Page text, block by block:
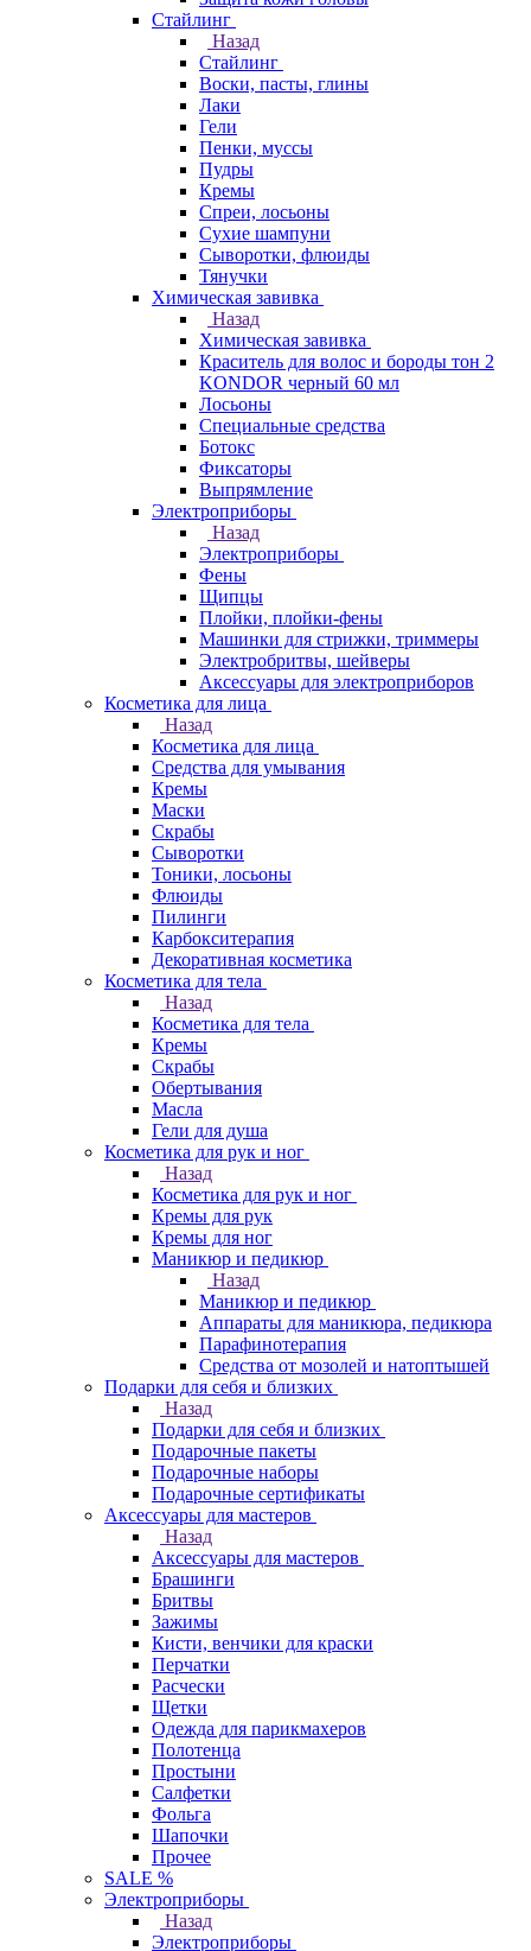
Стайлинг
Назад
Стайлинг
Воски, пасты, глины
Лаки
Гели
Пенки, муссы
Пудры
Кремы
Спреи, лосьоны
Сухие шампуни
Сыворотки, флюиды
Тянучки
Химическая завивка
Назад
Химическая завивка
Краситель для волос и бороды тон 2
KONDOR черный 60 мл
Лосьоны
Специальные средства
Ботокс
Фиксаторы
Выпрямление
Электроприборы
Назад
Электроприборы
Фены
Щипцы
Плойки, плойки-фены
Машинки для стрижки, триммеры
Электробритвы, шейверы
Аксессуары для электроприборов
Косметика для лица
Назад
Косметика для лица
Средства для умывания
Кремы
Маски
Скрабы
Сыворотки
Тоники, лосьоны
Флюиды
Пилинги
Карбокситерапия
Декоративная косметика
Косметика для тела
Назад
Косметика для тела
Кремы
Скрабы
Обертывания
Масла
Гели для душа
Косметика для рук и ног
Назад
Косметика для рук и ног
Кремы для рук
Кремы для ног
Маникюр и педикюр
Назад
Маникюр и педикюр
Аппараты для маникюра, педикюра
Парафинотерапия
Средства от мозолей и натоптышей
Подарки для себя и близких
Назад
Подарки для себя и близких
Подарочные пакеты
Подарочные наборы
Подарочные сертификаты
Аксессуары для мастеров
Назад
Аксессуары для мастеров
Брашинги
Бритвы
Зажимы
Кисти, венчики для краски
Перчатки
Расчески
Щетки
Одежда для парикмахеров
Полотенца
Простыни
Салфетки
Фольга
Шапочки
Прочее
SALE %
Электроприборы
Назад
Электроприборы